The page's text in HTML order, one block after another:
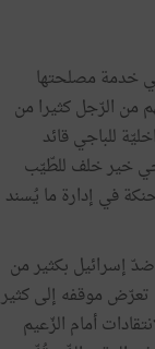
خدمة مصلحتها
من الرّجل كثيرا من
للباجي قائد
يرى في الباجي خير خلف للطّيّب
في إدارة ما يُسند
في الحرب ضدّ إسرائيل بكثير من
تعرّض موقفه إلى كثير
أمام الزّعيم